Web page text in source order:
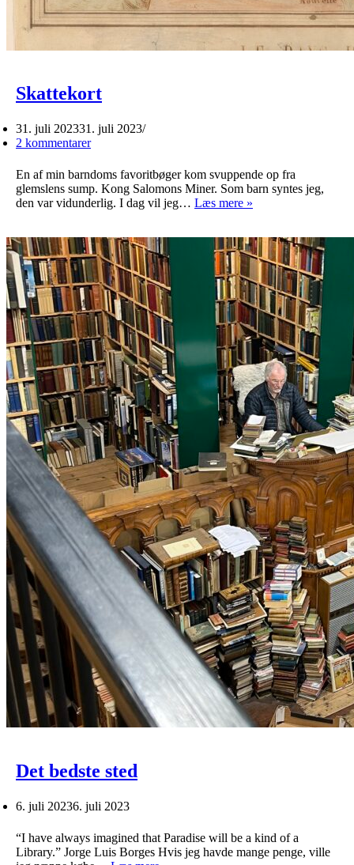
Skattekort
31. juli 202331. juli 2023
2 kommentarer
En af min barndoms favoritbøger kom svuppende op fra
glemslens sump. Kong Salomons Miner. Som barn syntes jeg,
den var vidunderlig. I dag vil jeg… Læs mere »
Det bedste sted
6. juli 20236. juli 2023
“I have always imagined that Paradise will be a kind of a
Library.” Jorge Luis Borges Hvis jeg havde mange penge, ville